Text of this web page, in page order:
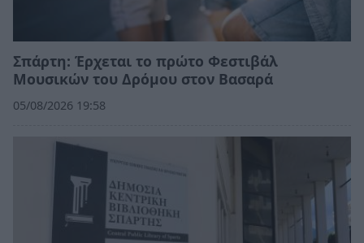
Σπάρτη: Έρχεται το πρώτο Φεστιβάλ
Μουσικών του Δρόμου στον Βασαρά
05/08/2026 19:58